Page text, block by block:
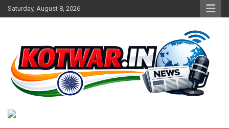
Skip
to
Saturday, August 8, 2026
kotwar.in